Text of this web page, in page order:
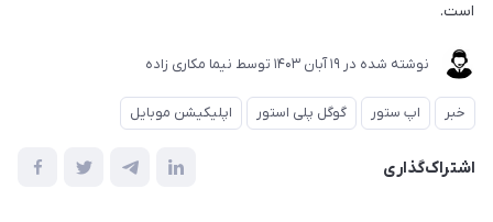
است.
نوشته شده در 19 آبان 1403 توسط نیما مکاری زاده
خبر اپ ستور گوگل پلی استور اپلیکیشن موبایل
اشتراک‌گذاری